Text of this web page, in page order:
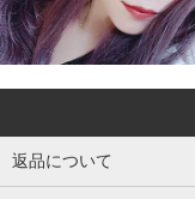
返品について